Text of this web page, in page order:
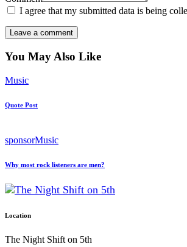
I agree that my submitted data is being
You May Also Like
Music
Quote Post
sponsorMusic
Why most rock listeners are men?
Location
The Night Shift on 5th